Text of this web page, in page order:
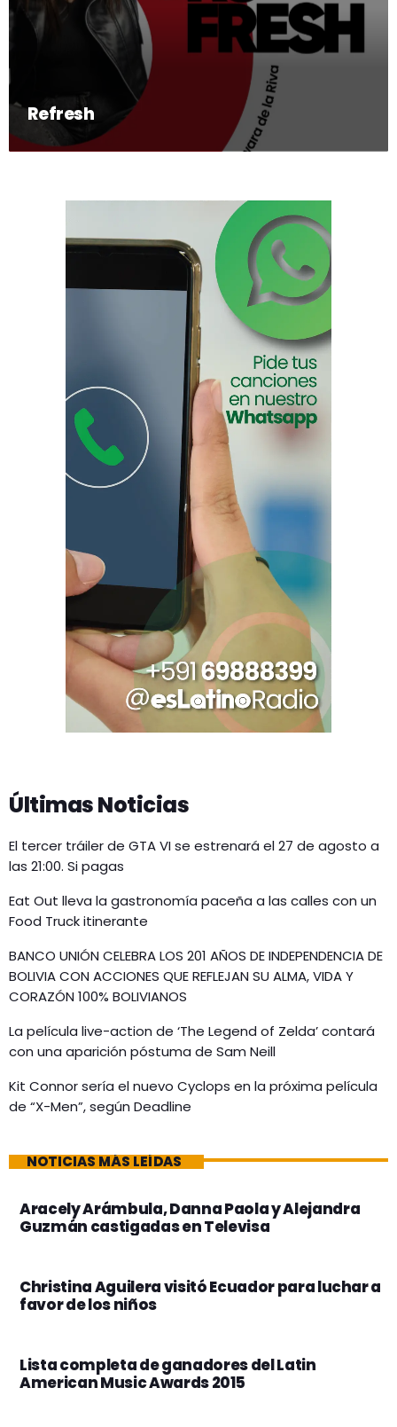
Refresh
Últimas Noticias
El tercer tráiler de GTA VI se estrenará el 27 de agosto a
las 21:00. Si pagas
Eat Out lleva la gastronomía paceña a las calles con un
Food Truck itinerante
BANCO UNIÓN CELEBRA LOS 201 AÑOS DE INDEPENDENCIA DE
BOLIVIA CON ACCIONES QUE REFLEJAN SU ALMA, VIDA Y
CORAZÓN 100% BOLIVIANOS
La película live-action de ‘The Legend of Zelda’ contará
con una aparición póstuma de Sam Neill
Kit Connor sería el nuevo Cyclops en la próxima película
de “X-Men”, según Deadline
NOTICIAS MÁS LEÍDAS
Aracely Arámbula, Danna Paola y Alejandra
Guzmán castigadas en Televisa
Christina Aguilera visitó Ecuador para luchar a
favor de los niños
Lista completa de ganadores del Latin
American Music Awards 2015